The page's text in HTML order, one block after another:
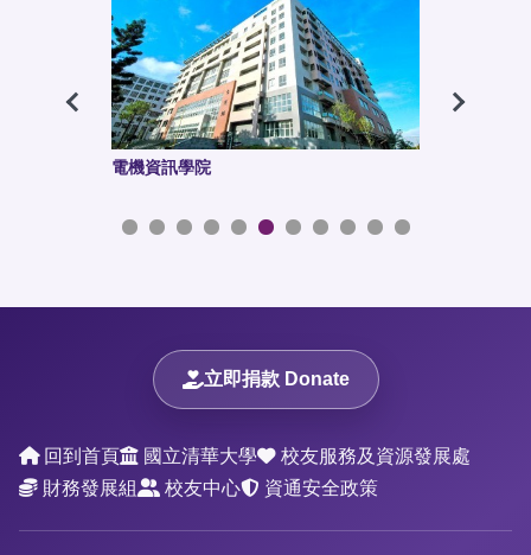
電機資訊學院
立即捐款 Donate
回到首頁 國立清華大學
校友服務及資源發展處
財務發展組
校友中心 資通安全政策